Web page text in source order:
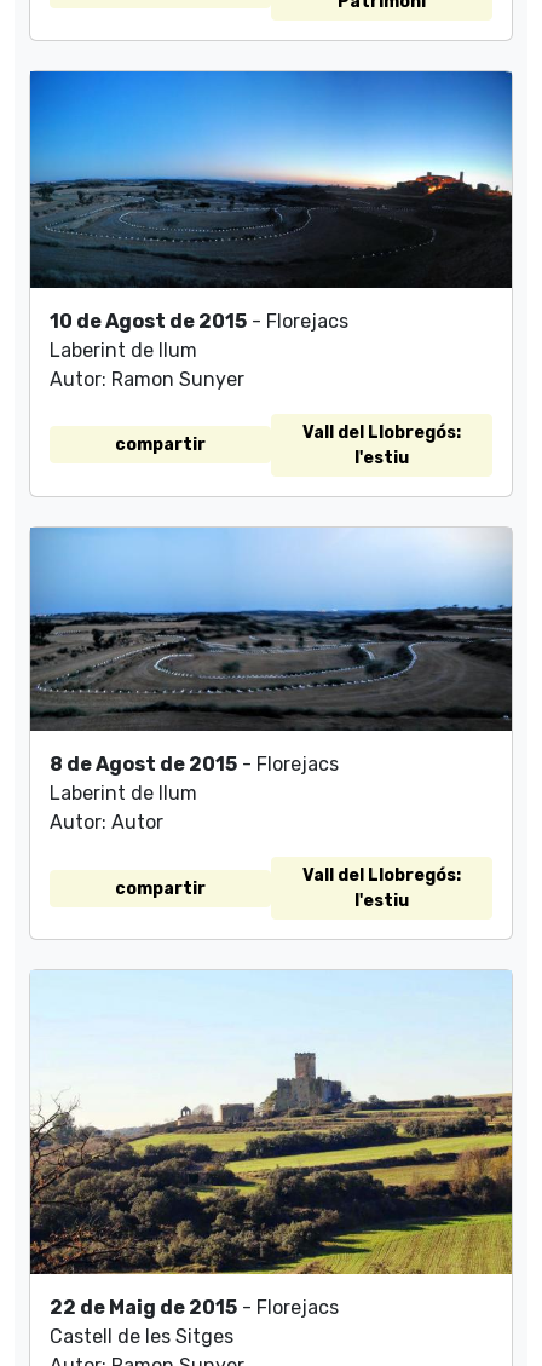
10 de Agost de 2015 - Florejacs
Laberint de llum
Autor: Ramon Sunyer
compartir
Vall del Llobregós:
l'estiu
8 de Agost de 2015 - Florejacs
Laberint de llum
Autor: Autor
compartir
Vall del Llobregós:
l'estiu
22 de Maig de 2015 - Florejacs
Castell de les Sitges